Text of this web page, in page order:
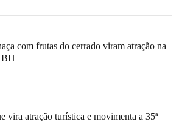
com frutas do cerrado viram atração na
BH
vira atração turística e movimenta a 35ª